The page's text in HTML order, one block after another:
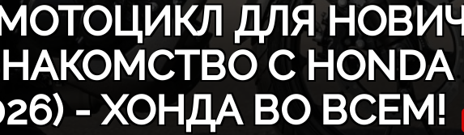
ДЛЯ
С HONDA
- ХОНДА ВО ВСЕМ!